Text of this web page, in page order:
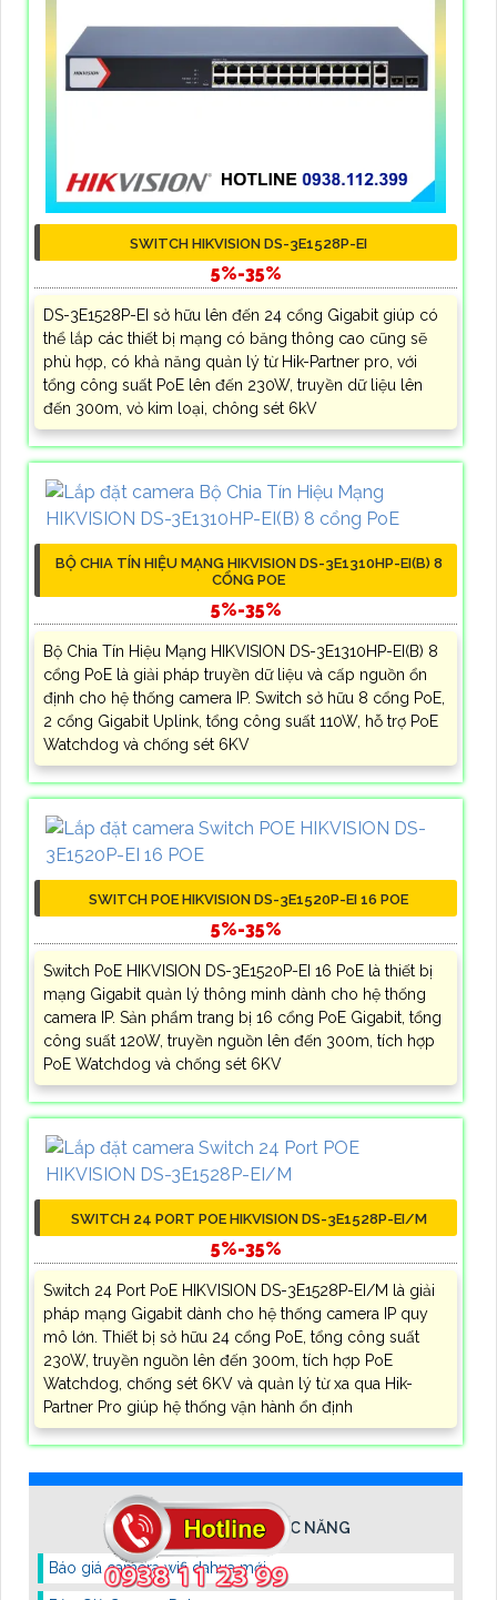
SWITCH HIKVISION DS-3E1528P-EI
5%-35%
DS-3E1528P-EI sở hữu lên đến 24 cổng Gigabit giúp có
thể lắp các thiết bị mạng có băng thông cao cũng sẽ
phù hợp, có khả năng quản lý từ Hik-Partner pro, với
tổng công suất PoE lên đến 230W, truyền dữ liệu lên
đến 300m, vỏ kim loại, chông sét 6kV
BỘ CHIA TÍN HIỆU MẠNG HIKVISION DS-3E1310HP-EI(B) 8
CỔNG POE
5%-35%
Bộ Chia Tín Hiệu Mạng HIKVISION DS-3E1310HP-EI(B) 8
cổng PoE là giải pháp truyền dữ liệu và cấp nguồn ổn
định cho hệ thống camera IP. Switch sở hữu 8 cổng PoE,
2 cổng Gigabit Uplink, tổng công suất 110W, hỗ trợ PoE
Watchdog và chống sét 6KV
SWITCH POE HIKVISION DS-3E1520P-EI 16 POE
5%-35%
Switch PoE HIKVISION DS-3E1520P-EI 16 PoE là thiết bị
mạng Gigabit quản lý thông minh dành cho hệ thống
camera IP. Sản phẩm trang bị 16 cổng PoE Gigabit, tổng
công suất 120W, truyền nguồn lên đến 300m, tích hợp
PoE Watchdog và chống sét 6KV
SWITCH 24 PORT POE HIKVISION DS-3E1528P-EI/M
5%-35%
Switch 24 Port PoE HIKVISION DS-3E1528P-EI/M là giải
pháp mạng Gigabit dành cho hệ thống camera IP quy
mô lớn. Thiết bị sở hữu 24 cổng PoE, tổng công suất
230W, truyền nguồn lên đến 300m, tích hợp PoE
Watchdog, chống sét 6KV và quản lý từ xa qua Hik-
Partner Pro giúp hệ thống vận hành ổn định
CAMERA THEO CHỨC NĂNG
Báo giá camera wifi dahua mới